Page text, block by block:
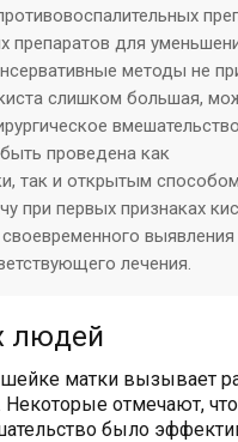
препаратов для
методы не
слишком большая,
проведена как
так и открытым
при первых признаках
выявления
лечения.
людей
матки вызывает
отмечают, что
было